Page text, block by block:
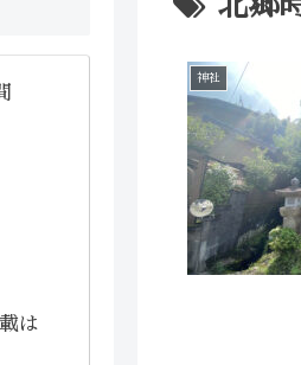
神社
は